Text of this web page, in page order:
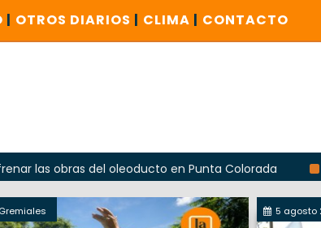
| OTROS DIARIOS | CLIMA | CONTACTO
del oleoducto en Punta Colorada
Odarda
Gremiales 5 agosto